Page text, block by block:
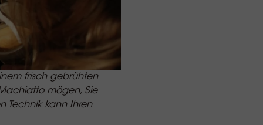
frisch gebrühten
mögen, Sie
Technik kann Ihren